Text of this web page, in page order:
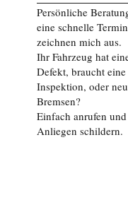
Persönliche
eine schnelle
zeichnen mich aus.
Ihr Fahrzeug hat
Defekt, braucht eine
Inspektion, oder
Bremsen?
Einfach anrufen
Anliegen schildern.